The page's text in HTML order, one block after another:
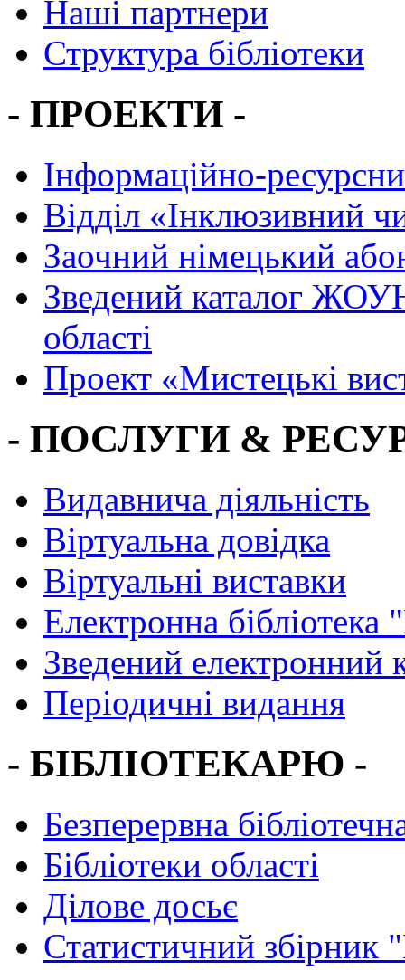
Наші партнери
Структура бібліотеки
- ПРОЕКТИ -
Інформаційно-
Вiддiл «Інклюзивний
Заочний німецький
Зведений каталог
області
Проект «Мистецькі
- ПОСЛУГИ &
Видавнича діяльність
Віртуальна довідка
Віртуальні виставки
Електронна
Зведений електронний
Періодичні видання
- БІБЛІОТЕКАРЮ -
Безперервна
Бібліотеки області
Ділове досьє
Статистичний